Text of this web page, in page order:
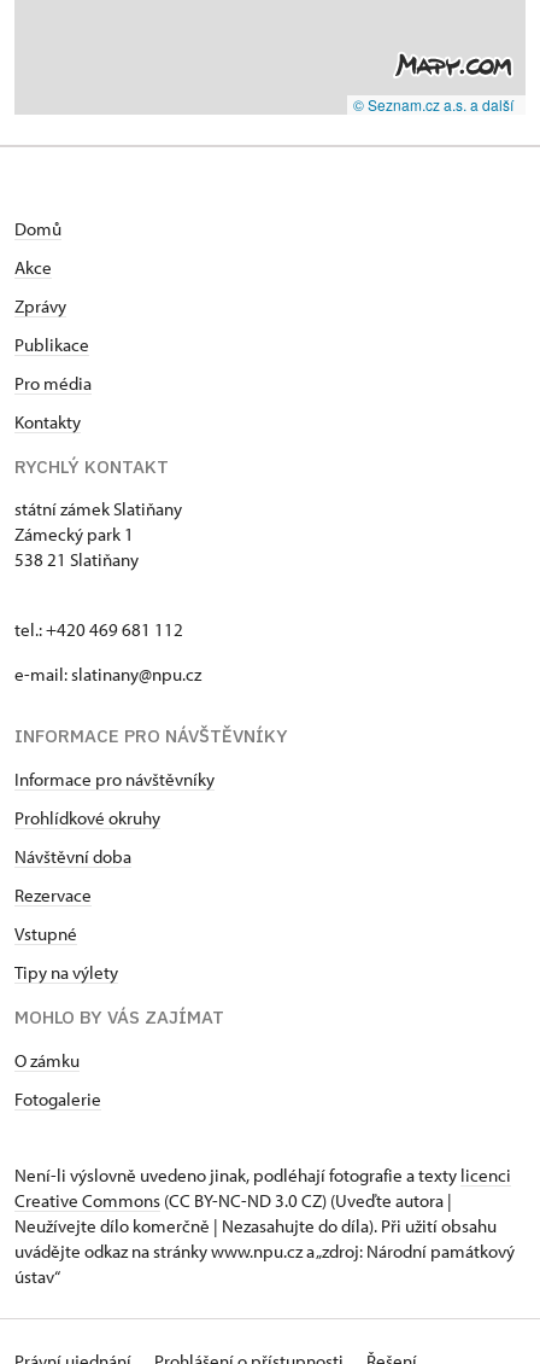
© Seznam.cz a.s. a další
Domů
Akce
Zprávy
Publikace
Pro média
Kontakty
RYCHLÝ KONTAKT
státní zámek Slatiňany
Zámecký park 1
538 21 Slatiňany
tel.: +420 469 681 112
e-mail: slatinany@npu.cz
INFORMACE PRO NÁVŠTĚVNÍKY
Informace pro návštěvníky
Prohlídkové okruhy
Návštěvní doba
Rezervace
Vstupné
Tipy na výlety
MOHLO BY VÁS ZAJÍMAT
O zámku
Fotogalerie
Není-li výslovně uvedeno jinak, podléhají fotografie a texty licenci
Creative Commons (CC BY-NC-ND 3.0 CZ) (Uveďte autora |
Neužívejte dílo komerčně | Nezasahujte do díla). Při užití obsahu
uvádějte odkaz na stránky www.npu.cz a „zdroj: Národní památkový
ústav“